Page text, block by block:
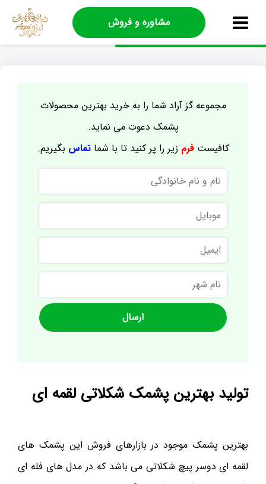
مشاوره و فروش
مجموعه گز آراد شما را به خرید بهترین محصولات
پشمک دعوت می نماید.
کافیستفرم زیر را پر کنید تا با شماتماس بگیریم.
نام
و
نام
خانوادگی
موبایل
ایمیل
نام
شهر
تولید بهترین پشمک شکلاتی لقمه ای
بهترین پشمک موجود در بازارهای فروش این پشمک های
لقمه ای دوسر پیچ شکلاتی می باشد که در مدل های فله ای